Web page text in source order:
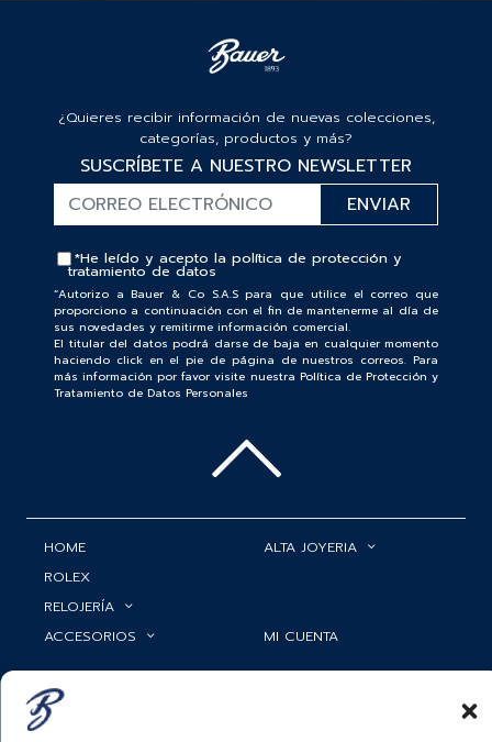
¿Quieres recibir información de nuevas colecciones,
categorías, productos y más?
SUSCRÍBETE A NUESTRO NEWSLETTER
*He leído y acepto la política de protección y
tratamiento de datos
“Autorizo a Bauer & Co S.A.S para que utilice el correo que
proporciono a continuación con el fin de mantenerme al día de
sus novedades y remitirme información comercial.
El titular del datos podrá darse de baja en cualquier momento
haciendo click en el pie de página de nuestros correos. Para
más información por favor visite nuestra Política de Protección y
Tratamiento de Datos Personales
HOME
ROLEX
RELOJERÍA
ALTA JOYERIA
ACCESORIOS
BAUER NEWS
MI CUENTA
SERVICIOS
SIGUENOS EN